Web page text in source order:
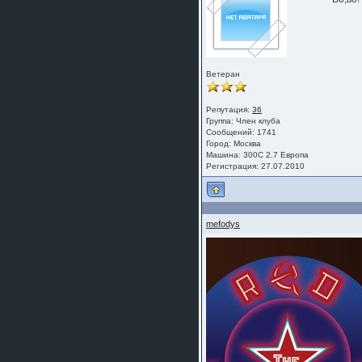
Ветеран
Репутация: 36
Группа: Член клуба
Сообщений: 1741
Город: Москва
Машина: 300C 2.7 Европа
Регистрация: 27.07.2010
mefodys